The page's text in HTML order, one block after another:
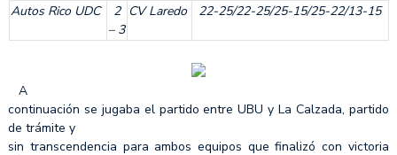
Autos Rico UDC
2
– 3
CV Laredo 22-25/22-25/25-15/25-22/13-15
A
continuación se jugaba el partido entre UBU y La Calzada, partido
de trámite y
sin transcendencia para ambos equipos que finalizó con victoria